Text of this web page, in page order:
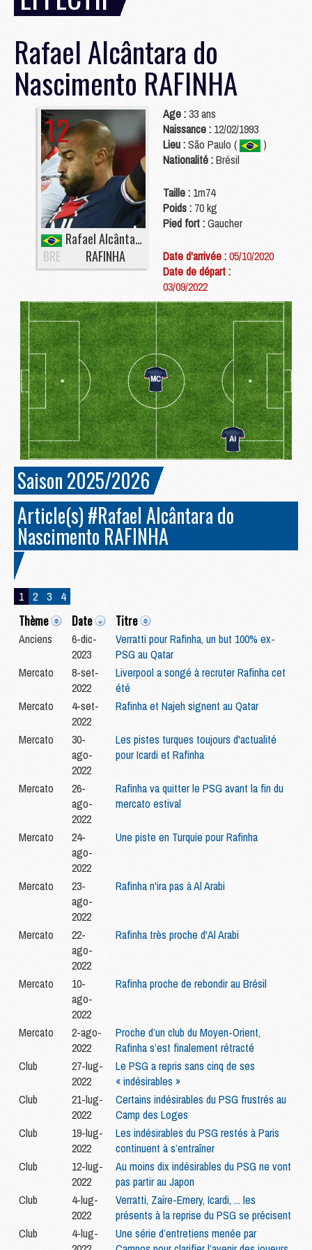
Rafael Alcântara do
Nascimento RAFINHA
12
BRE
Rafael Alcântara do Nascimento
RAFINHA
Age :33 ans
Naissance : 12/02/1993
Lieu :São Paulo (
)
Nationalité :Brésil
Taille : 1m74
Poids : 70 kg
Pied fort :Gaucher
Date d'arrivée :05/10/2020
Date de départ :
03/09/2022
Saison 2025/2026
Article(s) #Rafael Alcântara do
Nascimento RAFINHA
1 2 3 4
Thème Date Titre
Anciens
6-dic-
2023
Verratti pour Rafinha, un but 100% ex-
PSG au Qatar
Mercato
8-set-
2022
Liverpool a songé à recruter Rafinha cet
été
Mercato
4-set-
2022
Rafinha et Najeh signent au Qatar
Mercato
30-
ago-
2022
Les pistes turques toujours d'actualité
pour Icardi et Rafinha
Mercato
26-
ago-
2022
Rafinha va quitter le PSG avant la fin du
mercato estival
Mercato
24-
ago-
2022
Une piste en Turquie pour Rafinha
Mercato
23-
ago-
2022
Rafinha n'ira pas à Al Arabi
Mercato
22-
ago-
2022
Rafinha très proche d'Al Arabi
Mercato
10-
ago-
2022
Rafinha proche de rebondir au Brésil
Mercato
2-ago-
2022
Proche d’un club du Moyen-Orient,
Rafinha s’est finalement rétracté
Club
27-lug-
2022
Le PSG a repris sans cinq de ses
« indésirables »
Club
21-lug-
2022
Certains indésirables du PSG frustrés au
Camp des Loges
Club
19-lug-
2022
Les indésirables du PSG restés à Paris
continuent à s’entraîner
Club
12-lug-
2022
Au moins dix indésirables du PSG ne vont
pas partir au Japon
Club
4-lug-
2022
Verratti, Zaïre-Emery, Icardi, ... les
présents à la reprise du PSG se précisent
Club
4-lug-
Une série d’entretiens menée par